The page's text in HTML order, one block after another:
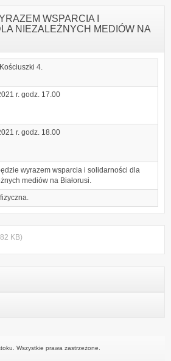
WSPARCIA I
NIEZALEŻNYCH MEDIÓW NA
4.
r. godz. 17.00
r. godz. 18.00
wyrazem wsparcia i solidarności dla
mediów na Białorusi.
KB)
Wszystkie prawa zastrzeżone.